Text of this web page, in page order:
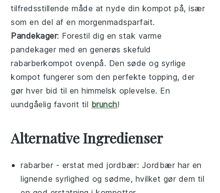
tilfredsstillende måde at nyde din kompot på, især
som en del af en morgenmadsparfait.
Pandekager: Forestil dig en stak varme
pandekager med en generøs skefuld
rabarberkompot ovenpå. Den søde og syrlige
kompot fungerer som den perfekte topping, der
gør hver bid til en himmelsk oplevelse. En
uundgåelig favorit til brunch!
Alternative Ingredienser
rabarber - erstat medjordbær: Jordbær har en
lignende syrlighed og sødme, hvilket gør dem til